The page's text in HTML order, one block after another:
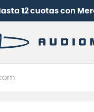
12 cuotas con